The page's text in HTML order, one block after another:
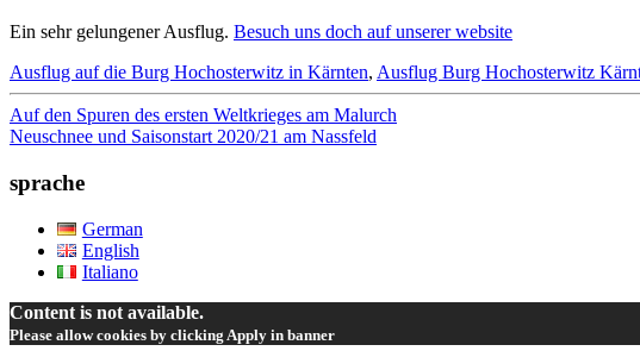
Ein sehr gelungener Ausflug. Besuch uns doch auf unserer website
Ausflug auf die Burg Hochosterwitz in Kärnten, Ausflug Burg Hochosterwitz
Beitrags-
Navigation
Auf den Spuren des ersten Weltkrieges am Malurch
Neuschnee und Saisonstart 2020/21 am Nassfeld
sprache
German
English
Italiano
Content is not available.
Please allow cookies by clicking Apply in banner